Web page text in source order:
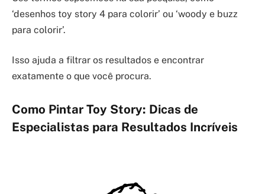
‘desenhos toy story 4 para colorir’ ou ‘woody e buzz
para colorir’.
Isso ajuda a filtrar os resultados e encontrar
exatamente o que você procura.
Como Pintar Toy Story: Dicas de
Especialistas para Resultados Incríveis